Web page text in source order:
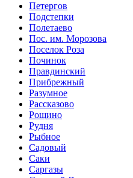
Петергов
Подстепки
Полетаево
Пос. им. Морозова
Поселок Роза
Починок
Правдинский
Прибрежный
Разумное
Рассказово
Рощино
Рудня
Рыбное
Садовый
Саки
Саргазы